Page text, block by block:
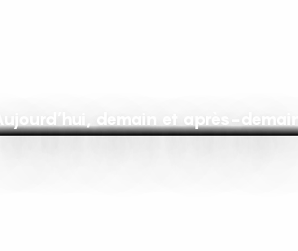
Aujourd’hui, demain et après-demain